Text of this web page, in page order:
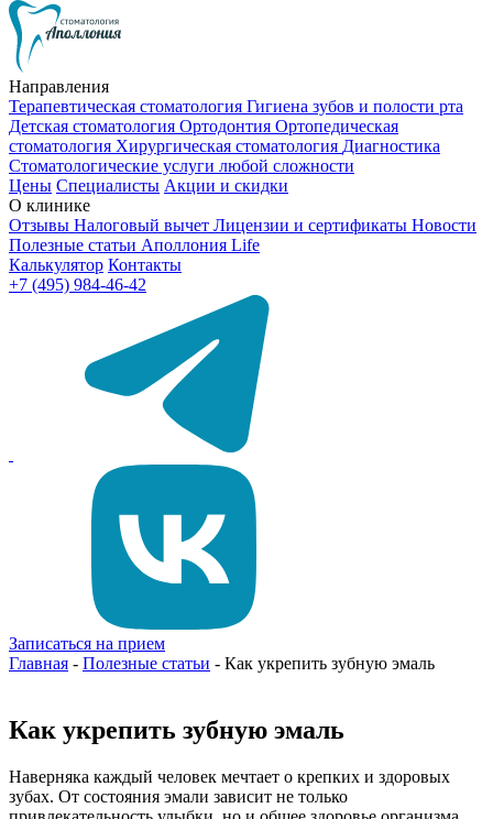
Направления
Терапевтическая стоматология Гигиена зубов и полости рта
Детская стоматология Ортодонтия Ортопедическая
стоматология Хирургическая стоматология Диагностика
Стоматологические услуги любой сложности
Цены Специалисты Акции и скидки
О клинике
Отзывы Налоговый вычет Лицензии и сертификаты Новости
Полезные статьи Аполлония Life
Калькулятор Контакты
+7 (495) 984-46-42
Записаться на прием
Главная - Полезные статьи - Как укрепить зубную эмаль
Как укрепить зубную эмаль
Наверняка каждый человек мечтает о крепких и здоровых
зубах. От состояния эмали зависит не только